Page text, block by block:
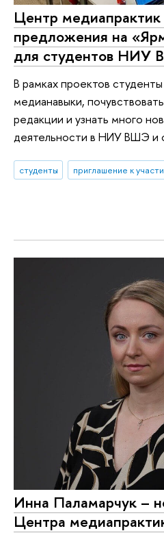
Центр медиапрактик
предложения на
для студентов НИУ
В рамках проектов
медианавыки,
редакции и узнать много
деятельности в НИУ ВШЭ и
студенты приглашение к
Инна Паламарчук –
Центра